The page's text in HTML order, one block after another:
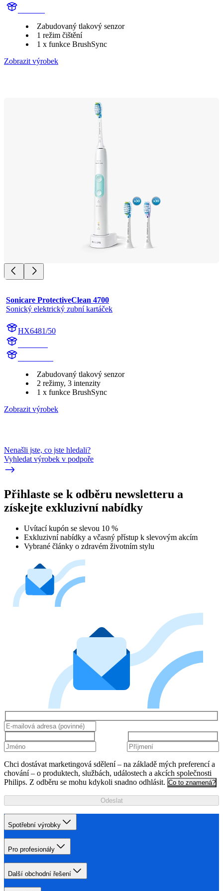
Zabudovaný tlakový senzor
1 režim čištění
1 x funkce BrushSync
Zobrazit výrobek
Sonicare ProtectiveClean 4700
Sonický elektrický zubní kartáček
HX6481/50
Zabudovaný tlakový senzor
2 režimy, 3 intenzity
1 x funkce BrushSync
Zobrazit výrobek
Nenašli jste, co jste hledali?
Vyhledat výrobek v podpoře
Přihlaste se k odběru newsletteru a
získejte exkluzivní nabídky
Uvítací kupón se slevou 10 %
Exkluzivní nabídky a včasný přístup k slevovým akcím
Vybrané články o zdravém životním stylu
Chci dostávat marketingová sdělení – na základě mých preferencí a
chování – o produktech, službách, událostech a akcích společnosti
Philips. Z odběru se mohu kdykoli snadno odhlásit. Co to znamená?
Odeslat
Spotřební výrobky
Pro profesionály
Další obchodní řešení